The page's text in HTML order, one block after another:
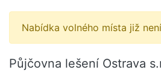
Nabídka volného místa již
Půjčovna lešení Ostrava